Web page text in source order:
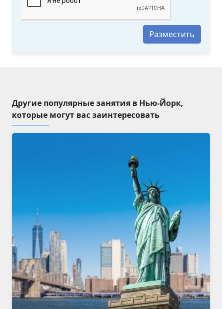
Разместить
Другие популярные занятия в Нью-Йорк,
которые могут вас заинтересовать